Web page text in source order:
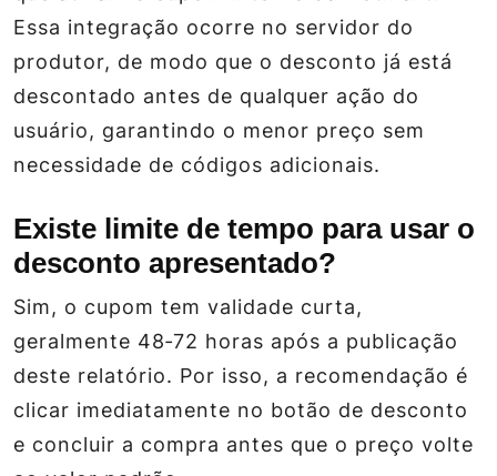
Essa integração ocorre no servidor do
produtor, de modo que o desconto já está
descontado antes de qualquer ação do
usuário, garantindo o menor preço sem
necessidade de códigos adicionais.
Existe limite de tempo para usar o
desconto apresentado?
Sim, o cupom tem validade curta,
geralmente 48‑72 horas após a publicação
deste relatório. Por isso, a recomendação é
clicar imediatamente no botão de desconto
e concluir a compra antes que o preço volte